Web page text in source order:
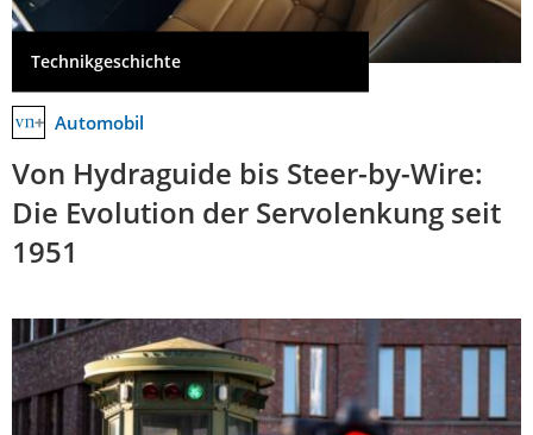
Technikgeschichte
Automobil
Von Hydraguide bis Steer-by-Wire:
Die Evolution der Servolenkung seit
1951